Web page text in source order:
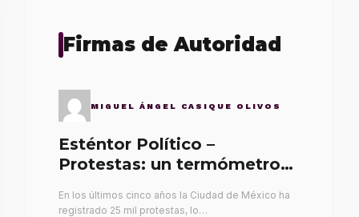
Firmas de Autoridad
MIGUEL ÁNGEL CASIQUE OLIVOS
Esténtor Político –
Protestas: un termómetro
En los últimos cinco años la Ciudad de México ha
registrado 25 mil protestas, lo…